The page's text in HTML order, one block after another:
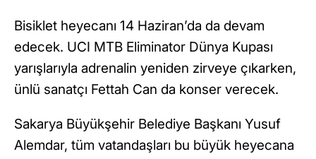
Bisiklet heyecanı 14 Haziran’da da devam
edecek. UCI MTB Eliminator Dünya Kupası
yarışlarıyla adrenalin yeniden zirveye çıkarken,
ünlü sanatçı Fettah Can da konser verecek.
Sakarya Büyükşehir Belediye Başkanı Yusuf
Alemdar, tüm vatandaşları bu büyük heyecana